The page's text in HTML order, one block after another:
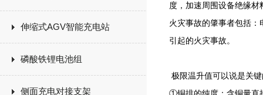
伸缩式AGV智能充电站
磷酸铁锂电池组
侧面充电对接支架
度，加速周围设备绝缘
火灾事故的肇事者包括
引起的火灾事故。
极限温升值可以说是关